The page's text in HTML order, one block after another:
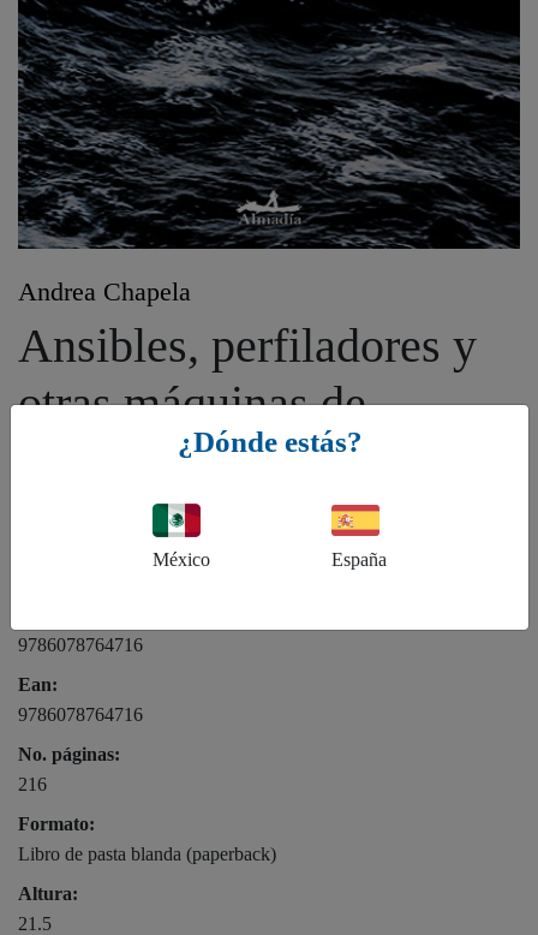
Andrea Chapela
Ansibles, perfiladores y
otras máquinas de
9786078764716
Ean:
9786078764716
No. páginas:
216
Formato:
Libro de pasta blanda (paperback)
Altura:
21.5
¿Dónde estás?
México España